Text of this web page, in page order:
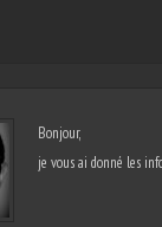
Bonjour,
je vous ai donné les